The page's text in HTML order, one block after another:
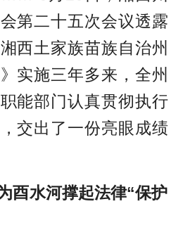
第二十五次会议透露
西土家族苗族自治州
实施三年多来，全州
能部门认真贯彻执行
交出了一份亮眼成绩
水河撑起法律“保护